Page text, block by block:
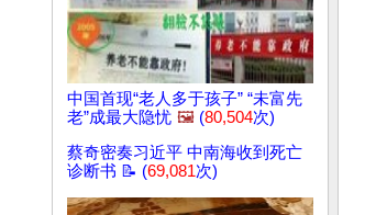
中国首现“老人多于孩子” “未富先
老”成最大隐忧 🖼️ (80,504次)
蔡奇密奏习近平 中南海收到死亡
诊断书 📝 (69,081次)